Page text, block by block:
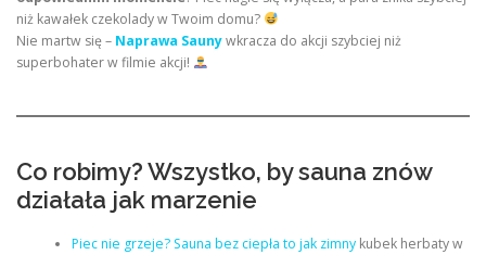
niż kawałek czekolady w Twoim domu?
Nie martw się – Naprawa Saunywkracza do akcji szybciej niż
superbohater w filmie akcji!
Co robimy? Wszystko, by sauna znów
działała jak marzenie
Piec nie grzeje? Sauna bez ciepła to jak zimnykubek herbaty w